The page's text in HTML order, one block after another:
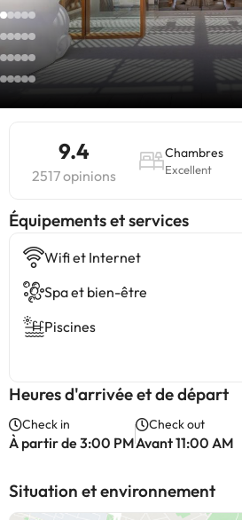
9.4
2517 opinions
Chambres
Excellent
​Équipements et services
Wifi et Internet
Spa et bien-être
Piscines
Heures d'arrivée et de départ
Check in
À partir de 3:00 PM
Check out
Avant 11:00 AM
Situation et environnement